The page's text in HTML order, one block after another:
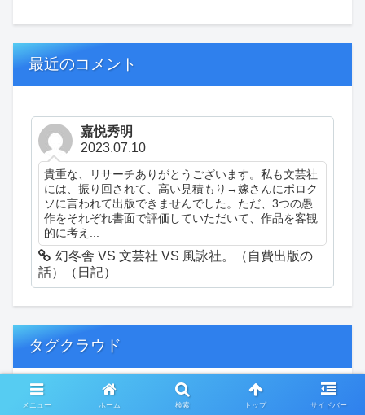
最近のコメント
嘉悦秀明
2023.07.10
貴重な、リサーチありがとうございます。私も文芸社
には、振り回されて、高い見積もり→嫁さんにボロク
ソに言われて出版できませんでした。ただ、3つの愚
作をそれぞれ書面で評価していただいて、作品を客観
的に考え...
幻冬舎 VS 文芸社 VS 風詠社。（自費出版の
話）（日記）
タグクラウド
創作 精神病患者の日常
メニュー ホーム 検索 トップ サイドバー